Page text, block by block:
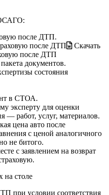
после ДТП.
Скачать
после ДТП
документов.
состояния
в СТОА.
эксперту для оценки
— работ, услуг, материалов.
цена авто после
с ценой аналогичного
не битого.
с заявлением на возврат
при условии соответствия